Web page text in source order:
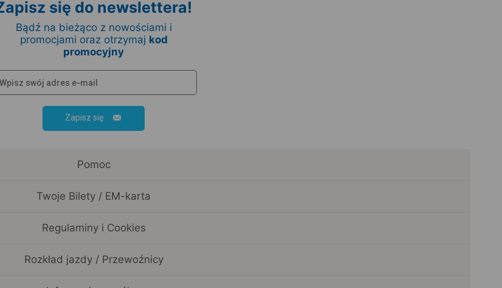
się do newslettera!
Bądź na bieżąco z nowościami i
promocjami oraz otrzymaj kod
promocyjny
Zapisz się
Pomoc
Twoje Bilety / EM-karta
Regulaminy i Cookies
Rozkład jazdy / Przewoźnicy